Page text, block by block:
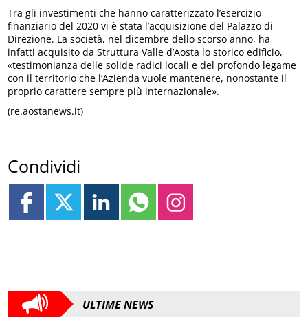
Tra gli investimenti che hanno caratterizzato l’esercizio
finanziario del 2020 vi è stata l’acquisizione del Palazzo di
Direzione. La società, nel dicembre dello scorso anno, ha
infatti acquisito da Struttura Valle d’Aosta lo storico edificio,
«testimonianza delle solide radici locali e del profondo legame
con il territorio che l’Azienda vuole mantenere, nonostante il
proprio carattere sempre più internazionale».
(re.aostanews.it)
Condividi
ULTIME NEWS